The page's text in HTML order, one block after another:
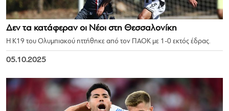
Δεν τα κατάφεραν οι Νέοι στη Θεσσαλονίκη
Η Κ19 του Ολυμπιακού ηττήθηκε από τον ΠΑΟΚ με 1-0 εκτός έδρας.
05.10.2025